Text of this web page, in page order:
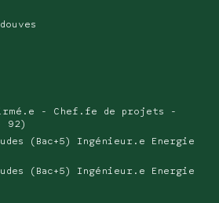
- Chef.fe de projets -
92)
(Bac+5) Ingénieur.e Energie
(Bac+5) Ingénieur.e Energie